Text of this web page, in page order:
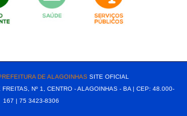
DE ALAGOINHASSITE OFICIAL
Nº 1, CENTRO - ALAGOINHAS - BA | CEP: 48.000-
167 | 75 3423-8306⠀⠀⠀⠀⠀⠀⠀⠀⠀⠀